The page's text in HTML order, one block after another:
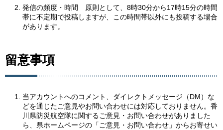
発信の頻度・時間 原則として、8時30分から17時15分の時間
帯に不定期で投稿しますが、この時間帯以外にも投稿する場合
があります。
留意事項
当アカウントへのコメント、ダイレクトメッセージ（DM）な
どを通じたご意見やお問い合わせには対応しておりません。香
川県防災航空隊に関するご意見・お問い合わせがありました
ら、県ホームページの「ご意見・お問い合わせ」からお寄せい